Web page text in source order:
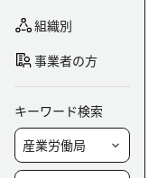
組織別
事業者の方
キーワード検索